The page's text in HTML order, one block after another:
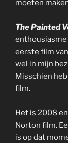
moeten
The Painted
enthousiasme
eerste film
wel in mijn
Misschien
film.
Het is 2008
Norton film.
is op dat